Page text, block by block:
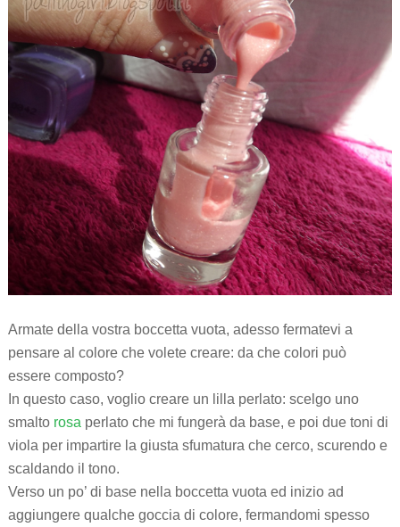
Armate della vostra boccetta vuota, adesso fermatevi a
pensare al colore che volete creare: da che colori può
essere composto?
In questo caso, voglio creare un lilla perlato: scelgo uno
smalto rosa perlato che mi fungerà da base, e poi due toni di
viola per impartire la giusta sfumatura che cerco, scurendo e
scaldando il tono.
Verso un po’ di base nella boccetta vuota ed inizio ad
aggiungere qualche goccia di colore, fermandomi spesso